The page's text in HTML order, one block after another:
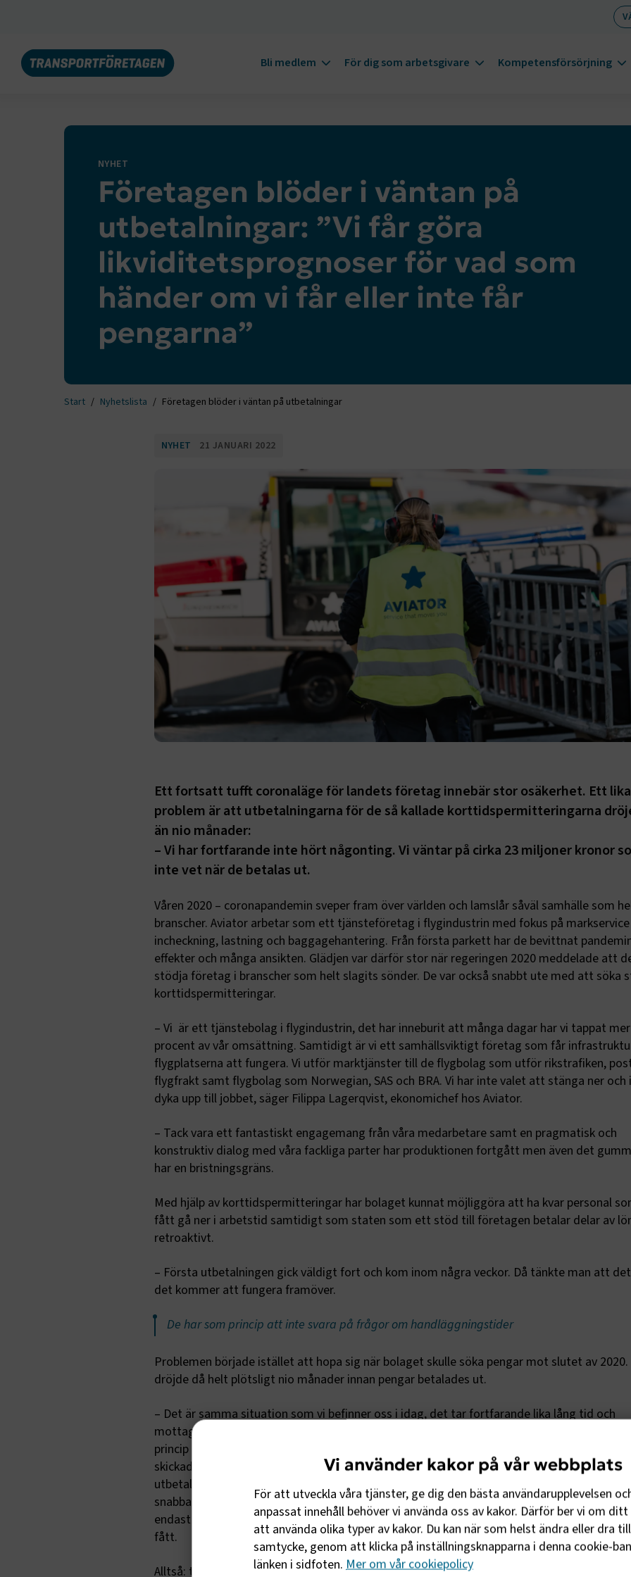
Bli medlem För dig som arbetsgivare Kompetensförsörjning
NYHET
Företagen blöder i väntan på
utbetalningar: ”Vi får göra
likviditetsprognoser för vad som
händer om vi får eller inte får
pengarna”
Start Nyhetslista Företagen blöder i väntan på utbetalningar
NYHET 21 JANUARI 2022
Ett fortsatt tufft coronaläge för landets företag innebär stor osäkerhet. Ett
problem är att utbetalningarna för de så kallade korttidspermitteringarna
än nio månader:
– Vi har fortfarande inte hört någonting. Vi väntar på cirka 23 miljoner kronor
inte vet när de betalas ut.
Våren 2020 – coronapandemin sveper fram över världen och lamslår såväl samhälle som
branscher. Aviator arbetar som ett tjänsteföretag i flygindustrin med fokus på
incheckning, lastning och baggagehantering. Från första parkett har de bevittnat
effekter och många ansikten. Glädjen var därför stor när regeringen 2020 meddelade att
stödja företag i branscher som helt slagits sönder. De var också snabbt ute med att söka
korttidspermitteringar.
– Vi är ett tjänstebolag i flygindustrin, det har inneburit att många dagar har vi tappat
procent av vår omsättning. Samtidigt är vi ett samhällsviktigt företag som får
flygplatserna att fungera. Vi utför marktjänster till de flygbolag som utför rikstrafiken,
flygfrakt samt flygbolag som Norwegian, SAS och BRA. Vi har inte valet att stänga ner och
dyka upp till jobbet, säger Filippa Lagerqvist, ekonomichef hos Aviator.
– Tack vara ett fantastiskt engagemang från våra medarbetare samt en pragmatisk och
konstruktiv dialog med våra fackliga parter har produktionen fortgått men även det
har en bristningsgräns.
Med hjälp av korttidspermitteringar har bolaget kunnat möjliggöra att ha kvar personal
fått gå ner i arbetstid samtidigt som staten som ett stöd till företagen betalar delar av
retroaktivt.
– Första utbetalningen gick väldigt fort och kom inom några veckor. Då tänkte man att
det kommer att fungera framöver.
De har som princip att inte svara på frågor om handläggningstider
Problemen började istället att hopa sig när bolaget skulle söka pengar mot slutet av 2020.
dröjde då helt plötsligt nio månader innan pengar betalades ut.
– Det är samma situation som vi befinner oss i idag, det tar fortfarande lika lång tid och
mottagandet från Tillväxtverket som sköter utbetalningarna har sett likadant ut. De har
princip att inte svara på frågor om handläggningstider. Frustrationen var så klart väldigt
skickade in om stöd för perioden december-maj 2021 samtidigt som vi fortfarande väntade
utbetalningen för september-november 2020. Dock var hoppet större att vi skulle få
snabbare i och med de nya reglerna kring revisorsgranskning med intyg. Detta innebar
endast ytterligare en kostnad för revision och pengarna från Tillväxtverket har vi
fått.
Alltså: total radiotystnad.
Vi använder kakor på vår webbplats
För att utveckla våra tjänster, ge dig den bästa användarupplevelsen
anpassat innehåll behöver vi använda oss av kakor. Därför ber vi om
att använda olika typer av kakor. Du kan när som helst ändra eller dra
samtycke, genom att klicka på inställningsknapparna i denna cookie-
länken i sidfoten. Mer om vår cookiepolicy